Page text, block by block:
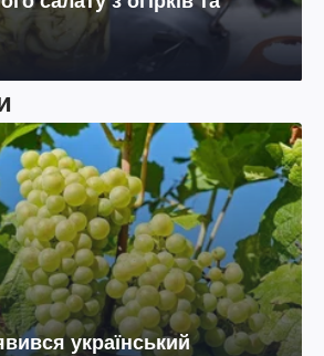
український